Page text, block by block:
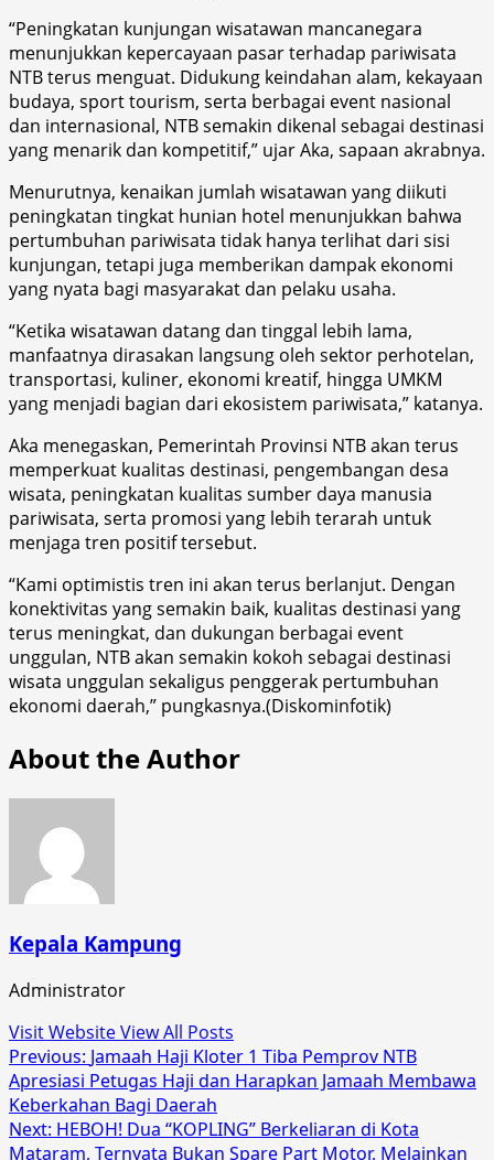
“Peningkatan kunjungan wisatawan mancanegara
menunjukkan kepercayaan pasar terhadap pariwisata
NTB terus menguat. Didukung keindahan alam, kekayaan
budaya, sport tourism, serta berbagai event nasional
dan internasional, NTB semakin dikenal sebagai destinasi
yang menarik dan kompetitif,” ujar Aka, sapaan akrabnya.
Menurutnya, kenaikan jumlah wisatawan yang diikuti
peningkatan tingkat hunian hotel menunjukkan bahwa
pertumbuhan pariwisata tidak hanya terlihat dari sisi
kunjungan, tetapi juga memberikan dampak ekonomi
yang nyata bagi masyarakat dan pelaku usaha.
“Ketika wisatawan datang dan tinggal lebih lama,
manfaatnya dirasakan langsung oleh sektor perhotelan,
transportasi, kuliner, ekonomi kreatif, hingga UMKM
yang menjadi bagian dari ekosistem pariwisata,” katanya.
Aka menegaskan, Pemerintah Provinsi NTB akan terus
memperkuat kualitas destinasi, pengembangan desa
wisata, peningkatan kualitas sumber daya manusia
pariwisata, serta promosi yang lebih terarah untuk
menjaga tren positif tersebut.
“Kami optimistis tren ini akan terus berlanjut. Dengan
konektivitas yang semakin baik, kualitas destinasi yang
terus meningkat, dan dukungan berbagai event
unggulan, NTB akan semakin kokoh sebagai destinasi
wisata unggulan sekaligus penggerak pertumbuhan
ekonomi daerah,” pungkasnya.(Diskominfotik)
About the Author
Kepala Kampung
Administrator
Visit WebsiteView All Posts
Post
navigation
Previous: Jamaah Haji Kloter 1 Tiba Pemprov NTB
Apresiasi Petugas Haji dan Harapkan Jamaah Membawa
Keberkahan Bagi Daerah
Next: HEBOH! Dua “KOPLING” Berkeliaran di Kota
Mataram, Ternyata Bukan Spare Part Motor, Melainkan